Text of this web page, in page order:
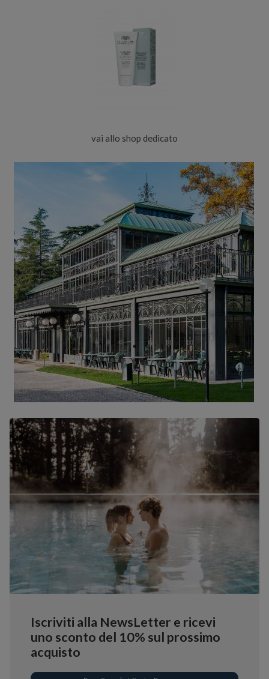
vai allo shop dedicato
Iscriviti alla NewsLetter e ricevi
uno sconto del 10% sul prossimo
acquisto